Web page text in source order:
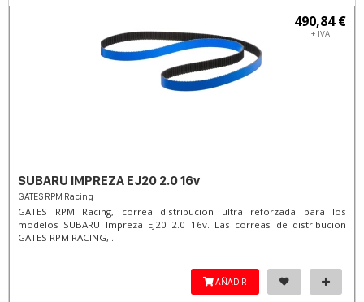
490,84 €
+ IVA
SUBARU IMPREZA EJ20 2.0 16v
GATES RPM Racing
GATES RPM Racing, correa distribucion ultra reforzada para los
modelos SUBARU Impreza EJ20 2.0 16v. Las correas de distribucion
GATES RPM RACING,...
AÑADIR